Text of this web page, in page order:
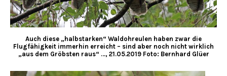
Auch diese „halbstarken“ Waldohreulen haben zwar die
Flugfähigkeit immerhin erreicht – sind aber noch nicht wirklich
„aus dem Gröbsten raus“ …, 21.05.2019 Foto: Bernhard Glüer